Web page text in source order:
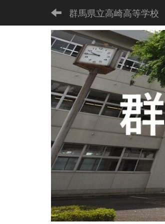
群馬県立高崎高等学校